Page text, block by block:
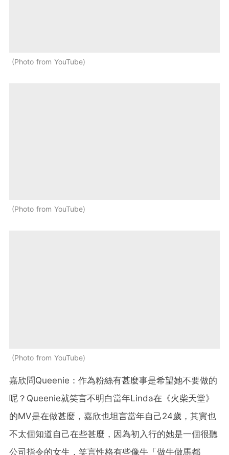
Photo from YouTube
Photo from YouTube
Photo from YouTube
嘉欣問Queenie：作為粉絲有甚麼事是希望她不要做的
呢？Queenie就笑言不明白當年Linda在《火柴天堂》
的MV是在做甚麼，嘉欣也坦言當年自己24歲，其實也
不太個知道自己在些甚麼，因為初入行的她是一個很聽
公司指令的女生，笑言性格有些像牛「做牛做馬都